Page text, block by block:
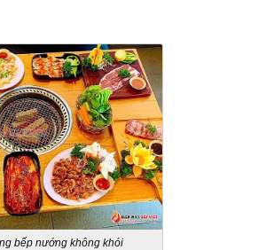
bếp nướng không khói